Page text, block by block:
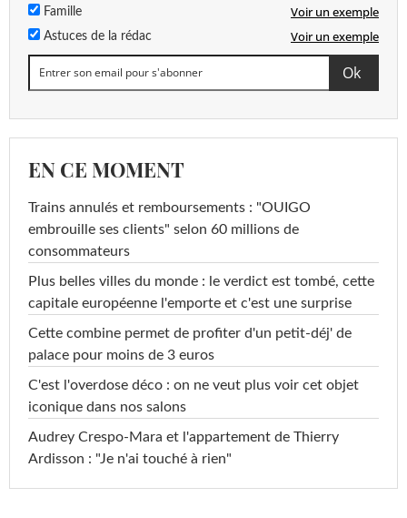
Famille Voir un exemple
Astuces de la rédac Voir un exemple
EN CE MOMENT
Trains annulés et remboursements : "OUIGO
embrouille ses clients" selon 60 millions de
consommateurs
Plus belles villes du monde : le verdict est tombé, cette
capitale européenne l'emporte et c'est une surprise
Cette combine permet de profiter d'un petit-déj' de
palace pour moins de 3 euros
C'est l'overdose déco : on ne veut plus voir cet objet
iconique dans nos salons
Audrey Crespo-Mara et l'appartement de Thierry
Ardisson : "Je n'ai touché à rien"